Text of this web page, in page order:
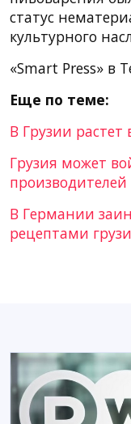
статус
культурного
«Smart Press» в
Еще по теме:
В Грузии
Грузия может
В Германии
рецептами